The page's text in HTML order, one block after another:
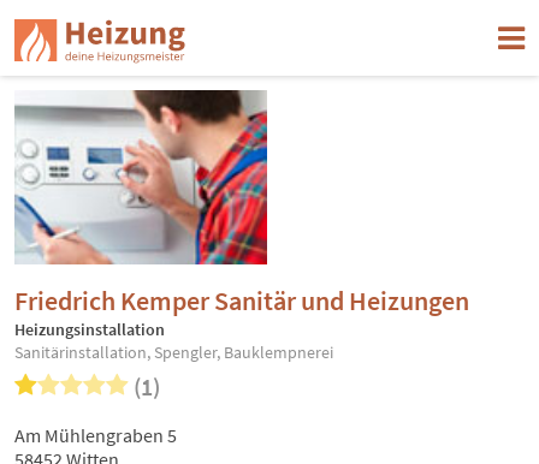
Friedrich Kemper Sanitär und Heizungen
Heizungsinstallation
Sanitärinstallation, Spengler, Bauklempnerei
(1)
Am Mühlengraben 5